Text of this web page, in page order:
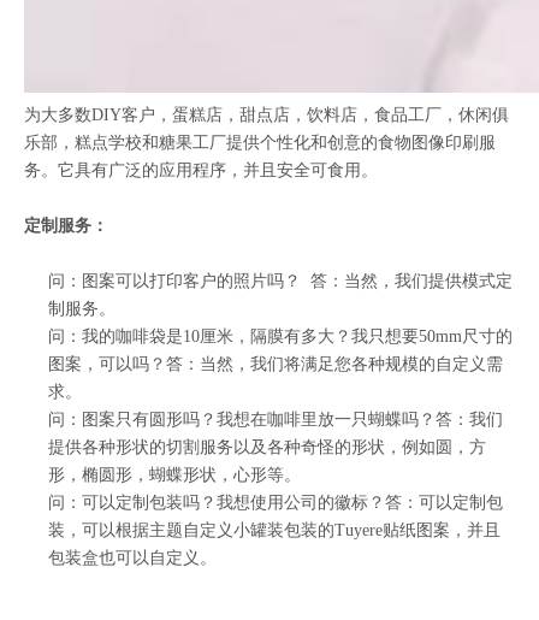
为大多数DIY客户，蛋糕店，甜点店，饮料店，食品工厂，休闲俱
乐部，糕点学校和糖果工厂提供个性化和创意的食物图像印刷服
务。它具有广泛的应用程序，并且安全可食用。
定制服务：
问：图案可以打印客户的照片吗？ 答：当然，我们提供模式定
制服务。
问：我的咖啡袋是10厘米，隔膜有多大？我只想要50mm尺寸的
图案，可以吗？答：当然，我们将满足您各种规模的自定义需
求。
问：图案只有圆形吗？我想在咖啡里放一只蝴蝶吗？答：我们
提供各种形状的切割服务以及各种奇怪的形状，例如圆，方
形，椭圆形，蝴蝶形状，心形等。
问：可以定制包装吗？我想使用公司的徽标？答：可以定制包
装，可以根据主题自定义小罐装包装的Tuyere贴纸图案，并且
包装盒也可以自定义。